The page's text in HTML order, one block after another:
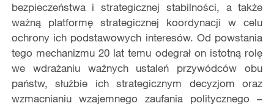
bezpieczeństwa i strategicznej stabilności, a także
ważną platformę strategicznej koordynacji w celu
ochrony ich podstawowych interesów. Od powstania
tego mechanizmu 20 lat temu odegrał on istotną rolę
we wdrażaniu ważnych ustaleń przywódców obu
państw, służbie ich strategicznym decyzjom oraz
wzmacnianiu wzajemnego zaufania politycznego –